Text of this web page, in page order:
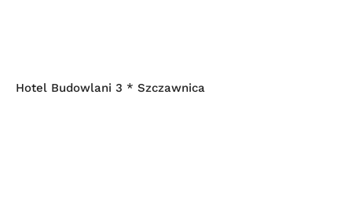
Hotel Budowlani 3 * Szczawnica